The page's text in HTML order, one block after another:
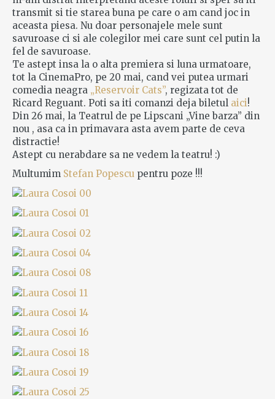
transmit si tie starea buna pe care o am cand joc in
aceasta piesa. Nu doar personajele mele sunt
savuroase ci si ale colegilor mei care sunt cel putin la
fel de savuroase.
Te astept insa la o alta premiera si luna urmatoare,
tot la CinemaPro, pe 20 mai, cand vei putea urmari
comedia neagra „Reservoir Cats”, regizata tot de
Ricard Reguant. Poti sa iti comanzi deja biletul aici!
Din 26 mai, la Teatrul de pe Lipscani „Vine barza” din
nou , asa ca in primavara asta avem parte de ceva
distractie!
Astept cu nerabdare sa ne vedem la teatru! :)
Multumim Stefan Popescu pentru poze !!!